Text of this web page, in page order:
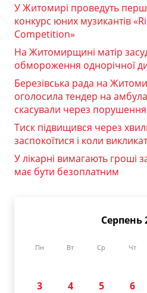
У Житомирі проведуть
конкурс юних музикантів
Competition»
На Житомирщині матір
обмороження однорічної
Березівська рада на
оголосила тендер на
скасували через порушення
Тиск підвищився через
заспокоїтися і коли
У лікарні вимагають гроші
має бути безоплатним
Серпень
Пн Вт Ср Чт
3
4 5 6